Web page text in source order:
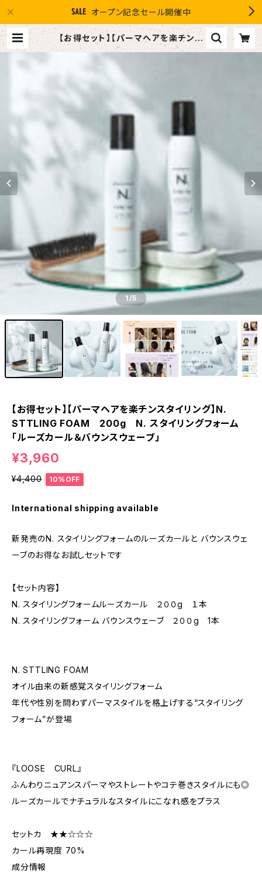
オープン記念セール開催中
【お得セット】【パーマヘアを楽チンス
タイリング】N. STTLING FOAM 2
ズカール＆バウンスウェーブ」 | １０％
1/5
【お得セット】【パーマヘアを楽チンスタイリング】N.
STTLING FOAM 200g N. スタイリングフォーム
「ルーズカール＆バウンスウェーブ」
¥3,960
¥4,400 10%OFF
International shipping available
新発売のN. スタイリングフォームのルーズカールと バウンスウェ
ーブのお得なお試しセットです
【セット内容】
N. スタイリングフォームルーズカール ２００g １本
N. スタイリングフォーム バウンスウェーブ ２００g 1本
N. STTLING FOAM
オイル由来の新感覚スタイリングフォーム
年代や性別を問わずパーマスタイルを格上げする“スタイリング
フォーム”が登場
『LOOSE CURL』
ふんわりニュアンスパーマやストレートやコテ巻きスタイルにも◎
ルーズカールでナチュラルなスタイルにこなれ感をプラス
セットカ ★★☆☆☆
カール再現度 70%
成分情報